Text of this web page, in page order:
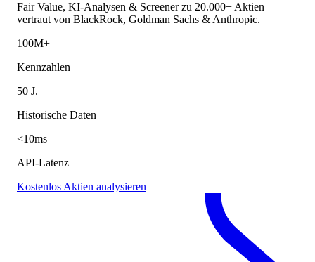
Fair Value, KI-Analysen & Screener zu 20.000+ Aktien —
vertraut von BlackRock, Goldman Sachs & Anthropic.
100M+
Kennzahlen
50 J.
Historische Daten
<10ms
API-Latenz
Kostenlos Aktien analysieren